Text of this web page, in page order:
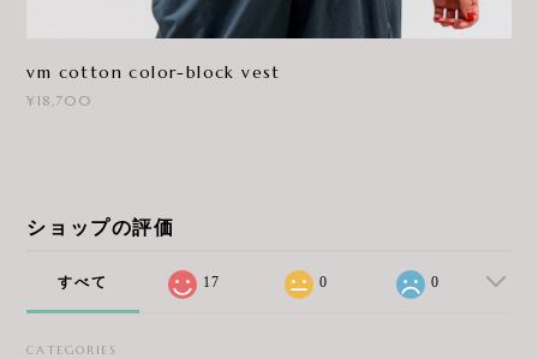
vm cotton color-block vest
¥18,700
ショップの評価
すべて 17 0 0
CATEGORIES